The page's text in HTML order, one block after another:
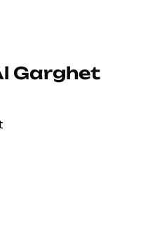
Garghet